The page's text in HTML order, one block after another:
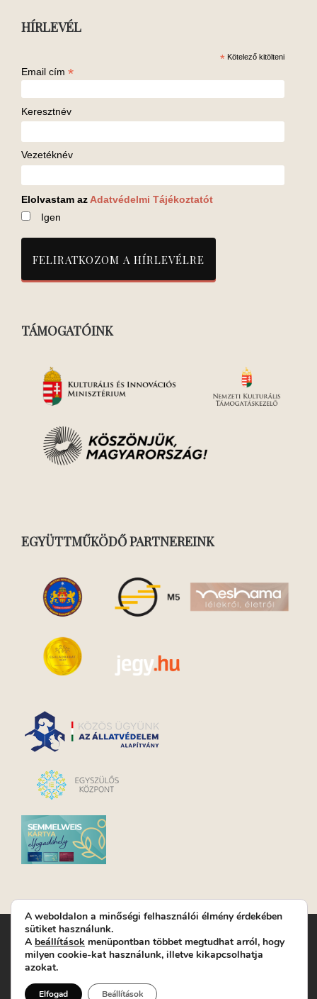
HÍRLEVÉL
* Kötelező kitölteni
Email cím *
Keresztnév
Vezetéknév
Elolvastam az Adatvédelmi Tájékoztatót
Igen
TÁMOGATÓINK
EGYÜTTMŰKÖDŐ PARTNEREINK
Turay Ida Színház Közhasznú Nonprofit Kft. | Működési
helyszín: Turay Ida Színház 1089 Budapest, Kálvária tér 6. |
Levelezési cím: 1089 Budapest, Kálvária tér 14. | Titkárság:
Jegyrendelés: +36-70/607-2620
A weboldalon a minőségi felhasználói élmény érdekében
sütiket használunk.
A beállítások menüpontban többet megtudhat arról, hogy
milyen cookie-kat használunk, illetve kikapcsolhatja
azokat.
Elfogad Beállítások